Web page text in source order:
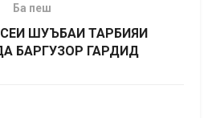
Ба пеш
ШУЪБАИ ТАРБИЯИ
БАРГУЗОР ГАРДИД